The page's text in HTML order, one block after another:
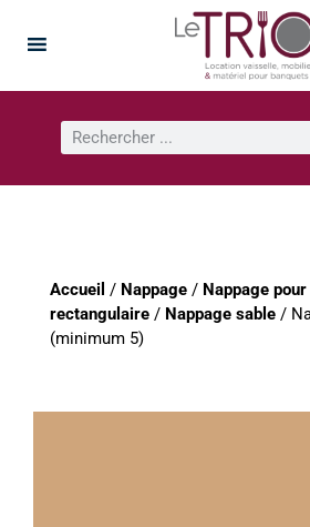
Accueil / Nappage / Nappage
rectangulaire / Nappage sable /
(minimum 5)